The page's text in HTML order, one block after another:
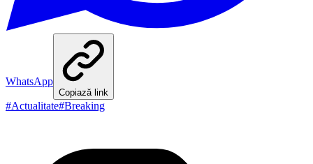
WhatsApp
Copiază link
#Actualitate#Breaking